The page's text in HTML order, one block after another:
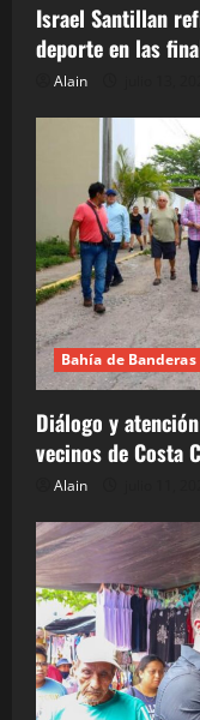
Israel Santillan
deporte en las
Alain
Bahía de Banderas
Diálogo y
vecinos de Costa
Alain